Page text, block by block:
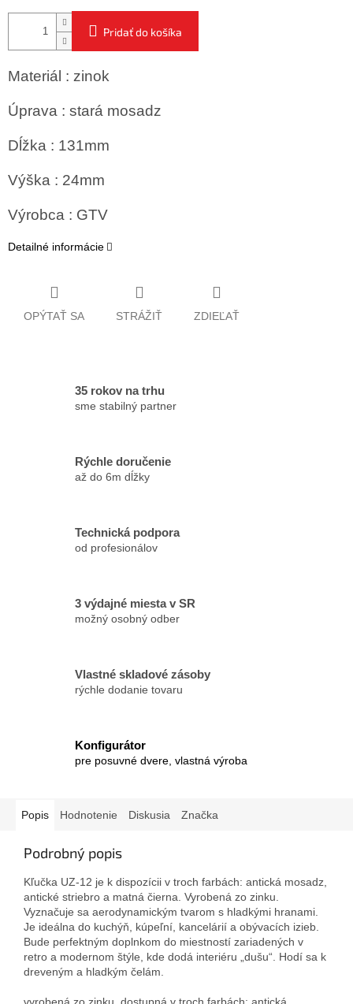
Pridať do košíka
Materiál : zinok
Úprava : stará mosadz
Dĺžka : 131mm
Výška : 24mm
Výrobca : GTV
Detailné informácie
OPÝTAŤ SA STRÁŽIŤ ZDIEĽAŤ
35 rokov na trhu
sme stabilný partner
Rýchle doručenie
až do 6m dĺžky
Technická podpora
od profesionálov
3 výdajné miesta v SR
možný osobný odber
Vlastné skladové zásoby
rýchle dodanie tovaru
Konfigurátor
pre posuvné dvere, vlastná výroba
Popis Hodnotenie Diskusia Značka
Podrobný popis
Kľučka UZ-12 je k dispozícii v troch farbách: antická mosadz,
antické striebro a matná čierna. Vyrobená zo zinku.
Vyznačuje sa aerodynamickým tvarom s hladkými hranami.
Je ideálna do kuchýň, kúpeľní, kancelárií a obývacích izieb.
Bude perfektným doplnkom do miestností zariadených v
retro a modernom štýle, kde dodá interiéru „dušu“. Hodí sa k
dreveným a hladkým čelám.